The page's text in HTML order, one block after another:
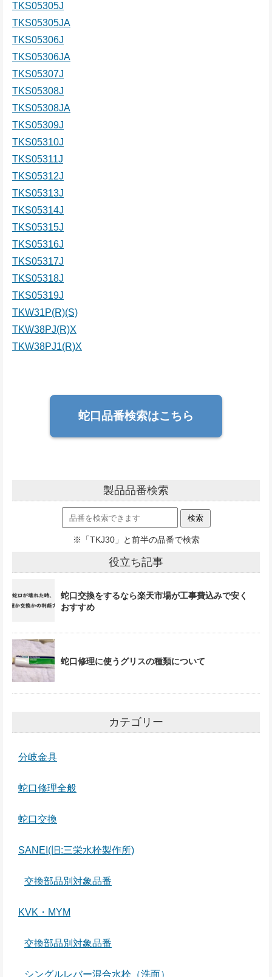
TKS05305J
TKS05305JA
TKS05306J
TKS05306JA
TKS05307J
TKS05308J
TKS05308JA
TKS05309J
TKS05310J
TKS05311J
TKS05312J
TKS05313J
TKS05314J
TKS05315J
TKS05316J
TKS05317J
TKS05318J
TKS05319J
TKW31P(R)(S)
TKW38PJ(R)X
TKW38PJ1(R)X
蛇口品番検索はこちら
製品品番検索
※「TKJ30」と前半の品番で検索
役立ち記事
蛇口交換をするなら楽天市場が工事費込みで安く
おすすめ
蛇口修理に使うグリスの種類について
カテゴリー
分岐金具
蛇口修理全般
蛇口交換
SANEI(旧:三栄水栓製作所)
交換部品別対象品番
KVK・MYM
交換部品別対象品番
シングルレバー混合水栓（洗面）